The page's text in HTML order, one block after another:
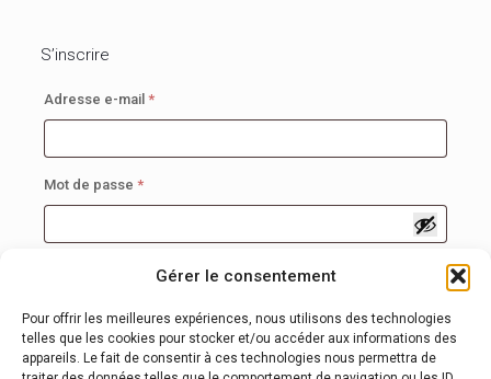
Gérer le consentement
Pour offrir les meilleures expériences, nous utilisons des technologies
telles que les cookies pour stocker et/ou accéder aux informations des
appareils. Le fait de consentir à ces technologies nous permettra de
S’inscrire
Adresse e-mail *Obligatoire
Mot de passe *Obligatoire
cours de votre visite du site web, gérer l’accès à votre compte, et pour
S’inscrire